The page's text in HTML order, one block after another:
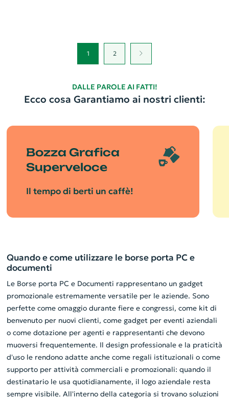
1 2
DALLE PAROLE AI FATTI!
Ecco cosa Garantiamo ai nostri clienti:
Bozza Grafica
Superveloce
Il tempo di berti un caffè!
Quando e come utilizzare le borse porta PC e
documenti
Le Borse porta PC e Documenti rappresentano un gadget
promozionale estremamente versatile per le aziende. Sono
perfette come omaggio durante fiere e congressi, come kit di
benvenuto per nuovi clienti, come gadget per eventi aziendali
o come dotazione per agenti e rappresentanti che devono
muoversi frequentemente. Il design professionale e la praticità
d'uso le rendono adatte anche come regali istituzionali o come
supporto per attività commerciali e promozionali: quando il
destinatario le usa quotidianamente, il logo aziendale resta
sempre visibile. All'interno della categoria si trovano soluzioni